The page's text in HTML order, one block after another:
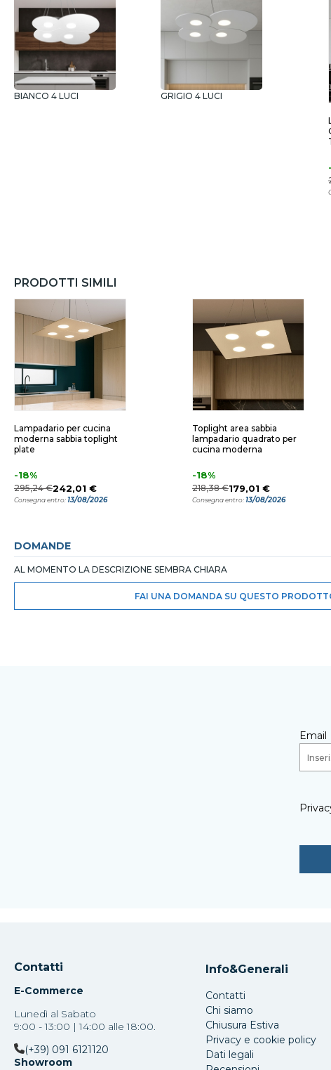
BIANCO 4 LUCI GRIGIO 4 LUCI
PRODOTTI SIMILI
Lampadario per cucina
moderna sabbia toplight
plate
-18%
295,24 €242,01 €
Consegna entro:13/08/2026
Toplight area sabbia
lampadario quadrato per
cucina moderna
-18%
218,38 €179,01 €
Consegna entro:13/08/2026
DOMANDE
AL MOMENTO LA DESCRIZIONE SEMBRA CHIARA
FAI UNA DOMANDA SU QUESTO
Email
Contatti
E-Commerce
Lunedì al Sabato
9:00 - 13:00 | 14:00 alle 18:00.
(+39) 091 6121120
Showroom
Info&Generali
Contatti
Chi siamo
Chiusura Estiva
Privacy e cookie policy
Dati legali